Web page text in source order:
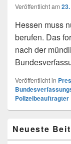
Veröffentlicht am
Hessen muss
berufen. Das
nach der
Veröffentlicht in
Polizeibeauftragter
Seitenleisten
Widget-
Neueste